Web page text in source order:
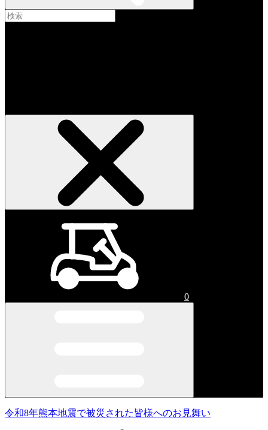
0
令和8年熊本地震で被災された皆様へのお見舞い